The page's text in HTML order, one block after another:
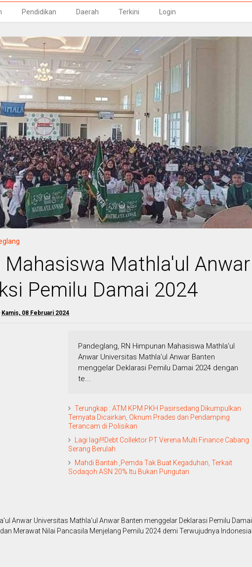
Pendidikan Daerah Terkini Login
Mahasiswa Mathla'ul Anwar
Pemilu Damai 2024
Kamis, 08 Februari 2024
Pandeglang, RN Himpunan Mahasiswa Mathla'ul
Anwar Universitas Mathla'ul Anwar Banten
menggelar Deklarasi Pemilu Damai 2024 dengan
te...
Terungkap : ATM KPM PKH Pasirsedang Dikumpulkan
Ternyata Dicairkan, Oknum Prades dan Pendamping
Terancam di Polisikan
Lagi lagi!!!Debt Collektor PT Verena Multi Finance Cabang
Serang Berulah
Mahdi Bantah ,Pemda Tak Buat Kegaduhan, Terkait
Sodaqoh ASN 20% Itu Bukan Pungutan
Anwar Universitas Mathla'ul Anwar Banten menggelar Deklarasi Pemilu Damai
Merawat Nilai Pancasila Menjelang Pemilu 2024 demi Terwujudnya Indonesia